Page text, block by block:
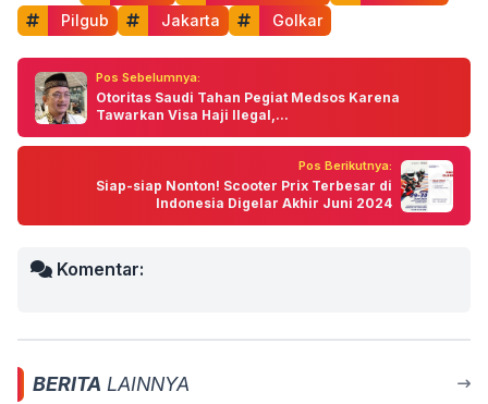
Pilgub
Jakarta Golkar
Pos Sebelumnya:
Otoritas Saudi Tahan Pegiat Medsos Karena
Tawarkan Visa Haji Ilegal,...
Pos Berikutnya:
Siap-siap Nonton! Scooter Prix Terbesar di
Indonesia Digelar Akhir Juni 2024
Komentar:
BERITA LAINNYA